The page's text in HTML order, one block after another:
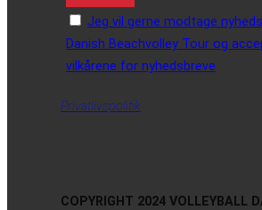
Jeg vil gerne modtage
Danish Beachvolley Tour og
vilkårene for nyhedsbreve
Privatlivspolitik
COPYRIGHT 2024 VOLLEYBALL